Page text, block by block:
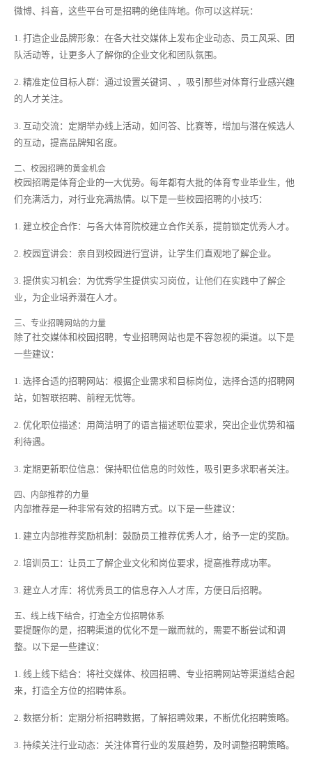
微博、抖音，这些平台可是招聘的绝佳阵地。你可以这样玩：
1. 打造企业品牌形象：在各大社交媒体上发布企业动态、员工风采、团
队活动等，让更多人了解你的企业文化和团队氛围。
2. 精准定位目标人群：通过设置关键词、，吸引那些对体育行业感兴趣
的人才关注。
3. 互动交流：定期举办线上活动，如问答、比赛等，增加与潜在候选人
的互动，提高品牌知名度。
二、校园招聘的黄金机会
校园招聘是体育企业的一大优势。每年都有大批的体育专业毕业生，他
们充满活力，对行业充满热情。以下是一些校园招聘的小技巧：
1. 建立校企合作：与各大体育院校建立合作关系，提前锁定优秀人才。
2. 校园宣讲会：亲自到校园进行宣讲，让学生们直观地了解企业。
3. 提供实习机会：为优秀学生提供实习岗位，让他们在实践中了解企
业，为企业培养潜在人才。
三、专业招聘网站的力量
除了社交媒体和校园招聘，专业招聘网站也是不容忽视的渠道。以下是
一些建议：
1. 选择合适的招聘网站：根据企业需求和目标岗位，选择合适的招聘网
站，如智联招聘、前程无忧等。
2. 优化职位描述：用简洁明了的语言描述职位要求，突出企业优势和福
利待遇。
3. 定期更新职位信息：保持职位信息的时效性，吸引更多求职者关注。
四、内部推荐的力量
内部推荐是一种非常有效的招聘方式。以下是一些建议：
1. 建立内部推荐奖励机制：鼓励员工推荐优秀人才，给予一定的奖励。
2. 培训员工：让员工了解企业文化和岗位要求，提高推荐成功率。
3. 建立人才库：将优秀员工的信息存入人才库，方便日后招聘。
五、线上线下结合，打造全方位招聘体系
要提醒你的是，招聘渠道的优化不是一蹴而就的，需要不断尝试和调
整。以下是一些建议：
1. 线上线下结合：将社交媒体、校园招聘、专业招聘网站等渠道结合起
来，打造全方位的招聘体系。
2. 数据分析：定期分析招聘数据，了解招聘效果，不断优化招聘策略。
3. 持续关注行业动态：关注体育行业的发展趋势，及时调整招聘策略。